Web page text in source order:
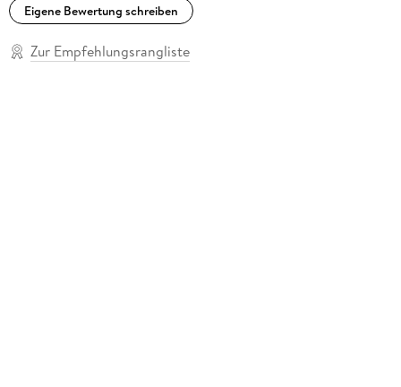
Eigene Bewertung schreiben
Zur Empfehlungsrangliste